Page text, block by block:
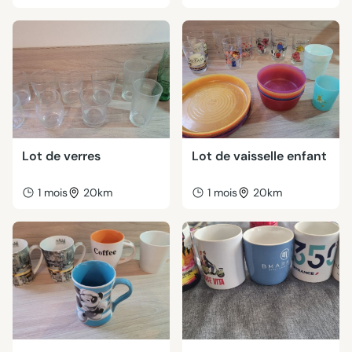
Lot de verres
1 mois 20km
Lot de vaisselle enfant
1 mois 20km